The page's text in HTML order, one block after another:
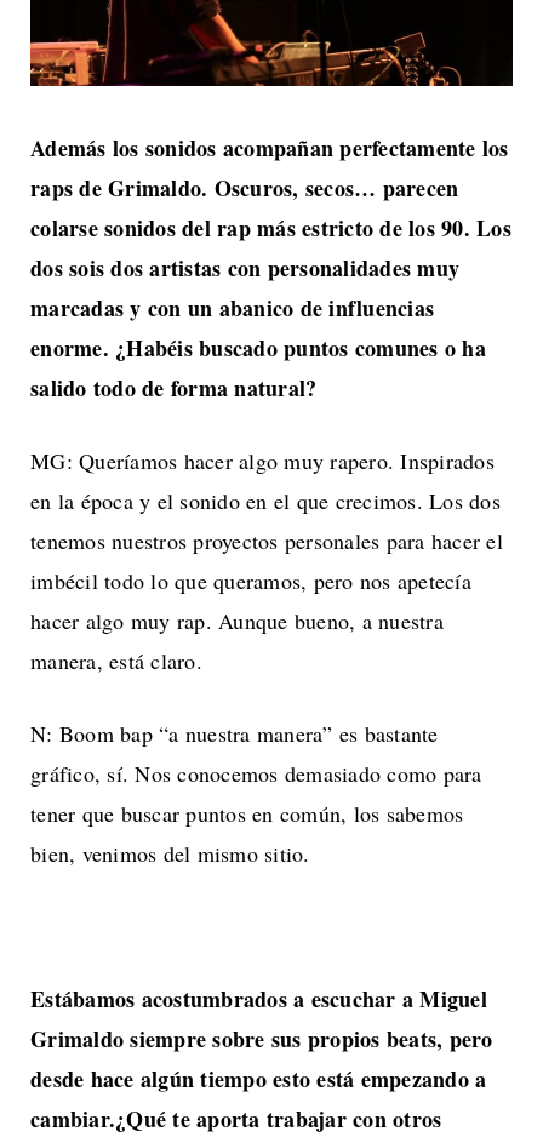
Además los sonidos acompañan perfectamente los
raps de Grimaldo. Oscuros, secos… parecen
colarse sonidos del rap más estricto de los 90. Los
dos sois dos artistas con personalidades muy
marcadas y con un abanico de influencias
enorme. ¿Habéis buscado puntos comunes o ha
salido todo de forma natural?
MG: Queríamos hacer algo muy rapero. Inspirados
en la época y el sonido en el que crecimos. Los dos
tenemos nuestros proyectos personales para hacer el
imbécil todo lo que queramos, pero nos apetecía
hacer algo muy rap. Aunque bueno, a nuestra
manera, está claro.
N: Boom bap “a nuestra manera” es bastante
gráfico, sí. Nos conocemos demasiado como para
tener que buscar puntos en común, los sabemos
bien, venimos del mismo sitio.
Estábamos acostumbrados a escuchar a Miguel
Grimaldo siempre sobre sus propios beats, pero
desde hace algún tiempo esto está empezando a
cambiar.¿Qué te aporta trabajar con otros